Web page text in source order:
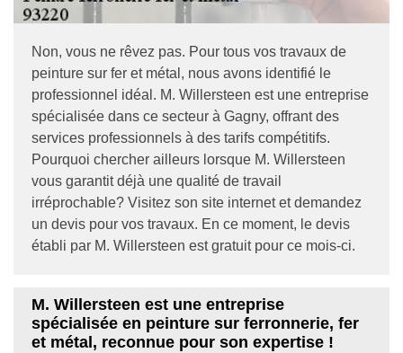
Non, vous ne rêvez pas. Pour tous vos travaux de
peinture sur fer et métal, nous avons identifié le
professionnel idéal. M. Willersteen est une entreprise
spécialisée dans ce secteur à Gagny, offrant des
services professionnels à des tarifs compétitifs.
Pourquoi chercher ailleurs lorsque M. Willersteen
vous garantit déjà une qualité de travail
irréprochable? Visitez son site internet et demandez
un devis pour vos travaux. En ce moment, le devis
établi par M. Willersteen est gratuit pour ce mois-ci.
M. Willersteen est une entreprise
spécialisée en peinture sur ferronnerie, fer
et métal, reconnue pour son expertise !